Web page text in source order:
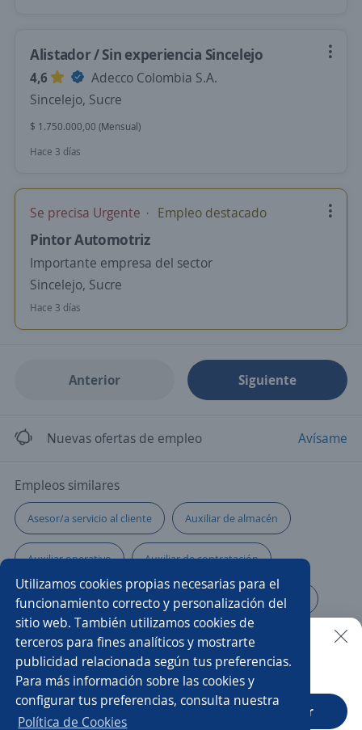
Utilizamos cookies propias necesarias para el
funcionamiento correcto y personalización del
sitio web. También utilizamos cookies de
terceros para fines analíticos y mostrarte
publicidad relacionada según tus preferencias.
Para más información sobre las cookies y
configurar tus preferencias, consulta nuestra
Política de Cookies
Alistador / Sin experiencia Sincelejo
4,6
Adecco Colombia S.A.
Sincelejo, Sucre
$ 1.750.000,00 (Mensual)
Hace 3 días
Se precisa Urgente Empleo destacado
Pintor Automotriz
Importante empresa del sector
Sincelejo, Sucre
Hace 3 días
Anterior Siguiente
Nuevas ofertas de empleo Avísame
Empleos similares
Asesor/a servicio al cliente Auxiliar de almacén
Auxiliar operativo Auxiliar de contratación
Auxiliar de mantenimiento Auxiliar administrativo/a
Asesor/a comercial de tecnología Comercial tienda
Auxiliar de almacén y logística Servicios generales
Operario/a de máquina plana
Buscar es más fácil en la app
CT App Abrir